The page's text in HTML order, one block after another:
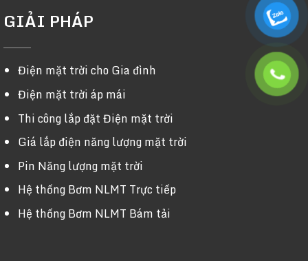
GIẢI PHÁP
Điện mặt trời cho Gia đình
Điện mặt trời áp mái
Thi công lắp đặt Điện mặt trời
Giá lắp điện năng lượng mặt trời
Pin Năng lượng mặt trời
Hệ thống Bơm NLMT Trực tiếp
Hệ thống Bơm NLMT Bám tải